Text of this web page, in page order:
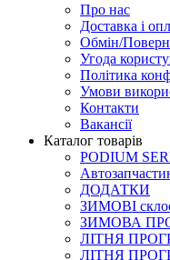
Про нас
Доставка і
Обмін/
Угода
Політика
Умови
Контакти
Вакансії
Каталог товарів
PODIUM
ДОДАТКИ
ЗИМОВІ
ЗИМОВА
ЛІТНЯ
ЛІТНЯ